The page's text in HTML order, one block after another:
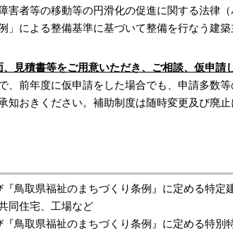
害者等の移動等の円滑化の促進に関する法律
」による整備基準に基づいて整備を行なう建
見積書等をご用意いただき、ご相談、仮申請
、前年度に仮申請をした場合でも、申請多数
知おきください。補助制度は随時変更及び廃止
『鳥取県福祉のまちづくり条例』に定める特定
同住宅、工場など
『鳥取県福祉のまちづくり条例』に定める特別